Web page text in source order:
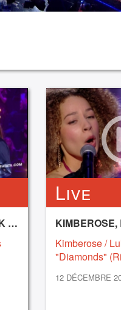
LES FRANGINES, PATRICK BRUEL
Live
Kimberose /
"Diamonds"
12 DÉCEMBRE